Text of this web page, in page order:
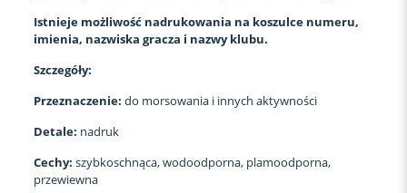
Istnieje możliwość nadrukowania na koszulce numeru,
imienia, nazwiska gracza i nazwy klubu.
Szczegóły:
Przeznaczenie: do morsowania i innych aktywności
Detale: nadruk
Cechy: szybkoschnąca, wodoodporna, plamoodporna,
przewiewna